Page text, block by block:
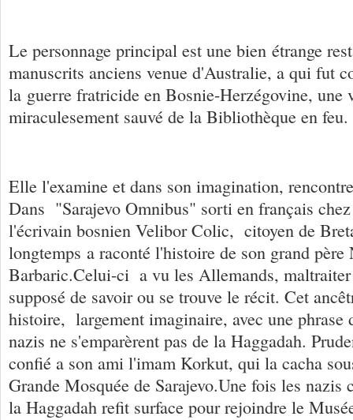
Le personnage principal est une bien étrange
manuscrits anciens venue d'Australie, a qui fut
la guerre fratricide en Bosnie-Herzégovine, une
miraculesement sauvé de la Bibliothèque en feu.
Elle l'examine et dans son imagination,
Dans "Sarajevo Omnibus" sorti en français
l'écrivain bosnien Velibor Colic, citoyen de
longtemps a raconté l'histoire de son grand père
Barbaric.Celui-ci a vu les Allemands,
supposé de savoir ou se trouve le récit. Cet
histoire, largement imaginaire, avec une phrase
nazis ne s'emparèrent pas de la Haggadah.
confié a son ami l'imam Korkut, qui la cacha
Grande Mosquée de Sarajevo.Une fois les nazis
la Haggadah refit surface pour rejoindre le